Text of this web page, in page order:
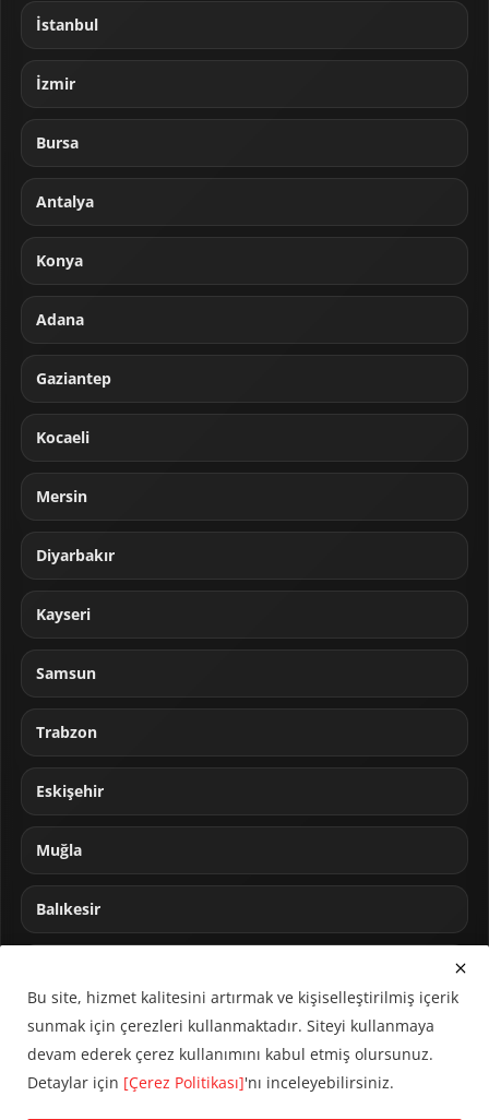
İstanbul
İzmir
Bursa
Antalya
Konya
Adana
Gaziantep
Kocaeli
Mersin
Diyarbakır
Kayseri
Samsun
Trabzon
Eskişehir
Muğla
Balıkesir
Bu site, hizmet kalitesini artırmak ve kişiselleştirilmiş içerik
sunmak için çerezleri kullanmaktadır. Siteyi kullanmaya
devam ederek çerez kullanımını kabul etmiş olursunuz.
Detaylar için [Çerez Politikası]'nı inceleyebilirsiniz.